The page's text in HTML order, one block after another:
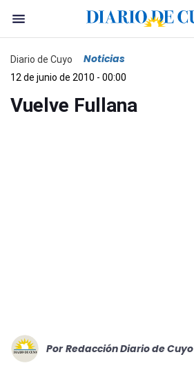
Diario de Cuyo Noticias
12 de junio de 2010 - 00:00
Vuelve Fullana
Por Redacción Diario de Cuyo